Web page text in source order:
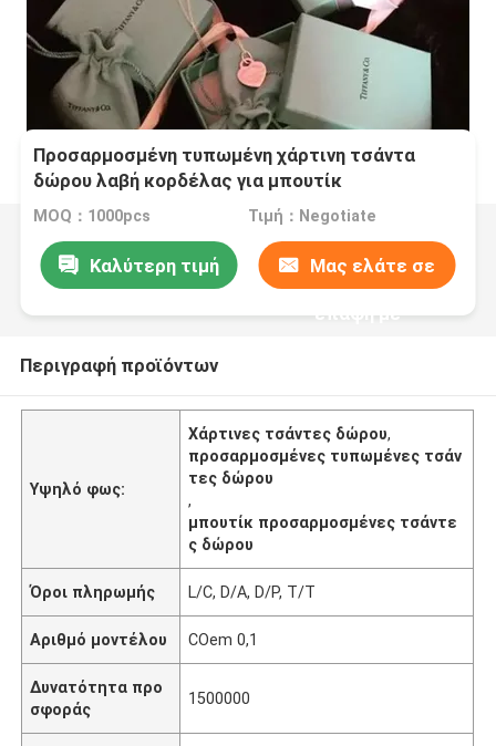
Προσαρμοσμένη τυπωμένη χάρτινη τσάντα
δώρου λαβή κορδέλας για μπουτίκ
MOQ：1000pcs Τιμή：Negotiate
Καλύτερη τιμή Μας ελάτε σε
επαφή με
Περιγραφή προϊόντων
Υψηλό φως:
Χάρτινες τσάντες δώρου,
προσαρμοσμένες τυπωμένες τσάν
τες δώρου
,
μπουτίκ προσαρμοσμένες τσάντε
ς δώρου
Όροι πληρωμής L/C, D/A, D/P, T/T
Αριθμό μοντέλου COem 0,1
Δυνατότητα προ
σφοράς
1500000